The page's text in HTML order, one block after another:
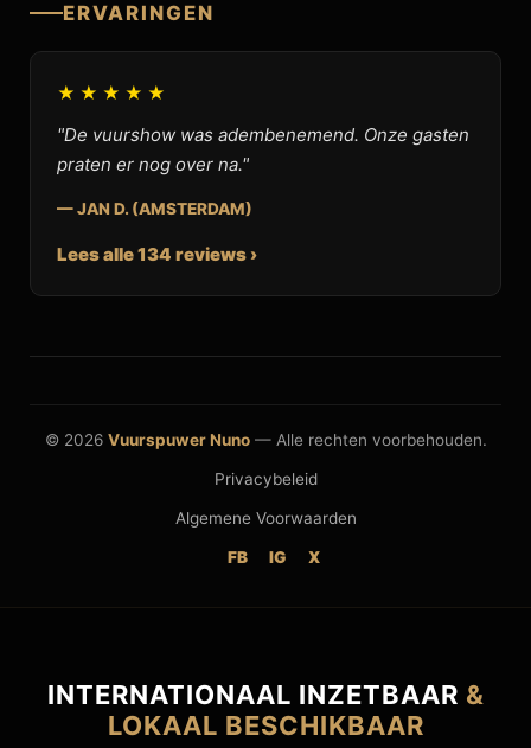
ERVARINGEN
★★★★★
"De vuurshow was adembenemend. Onze gasten
praten er nog over na."
— JAN D. (AMSTERDAM)
Lees alle 134 reviews ›
© 2026 Vuurspuwer Nuno— Alle rechten voorbehouden.
Privacybeleid
Algemene Voorwaarden
FB IG X
INTERNATIONAAL INZETBAAR &
LOKAAL BESCHIKBAAR